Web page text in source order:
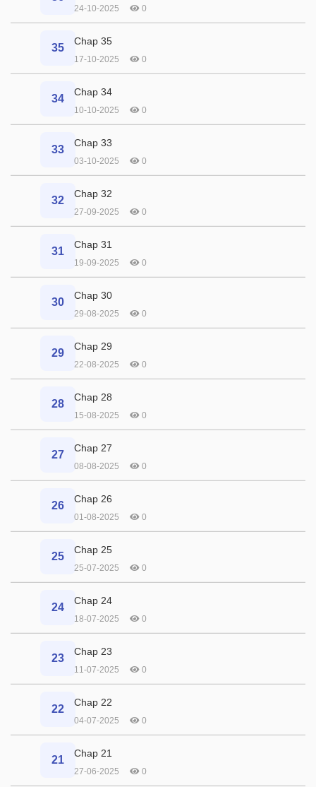
24-10-2025 0
35
Chap 35
17-10-2025 0
34
Chap 34
10-10-2025 0
33
Chap 33
03-10-2025 0
32
Chap 32
27-09-2025 0
31
Chap 31
19-09-2025 0
30
Chap 30
29-08-2025 0
29
Chap 29
22-08-2025 0
28
Chap 28
15-08-2025 0
27
Chap 27
08-08-2025 0
26
Chap 26
01-08-2025 0
25
Chap 25
25-07-2025 0
24
Chap 24
18-07-2025 0
23
Chap 23
11-07-2025 0
22
Chap 22
04-07-2025 0
21
Chap 21
27-06-2025 0